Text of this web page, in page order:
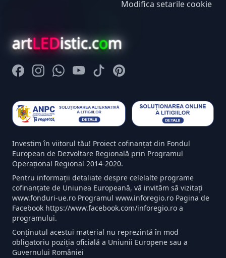
Modifica setarile cookie
artLEDistic.com
FacebookInstagramWhatsappYoutubeTiktokPinterest
Investim în viitorul tău! Proiect cofinanțat din Fondul
European de Dezvoltare Regională prin Programul
Operațional Regional 2014-2020.
Pentru informații detaliate despre celelalte programe
cofinanțate de Uniunea Europeană, vă invităm să vizitați
www.fonduri-ue.ro Programul www.inforegio.ro Pagina de
Facebook https://www.facebook.com/inforegio.ro a
programului.
Conținutul acestui material nu reprezintă în mod
obligatoriu poziția oficială a Uniunii Europene sau a
Guvernului României